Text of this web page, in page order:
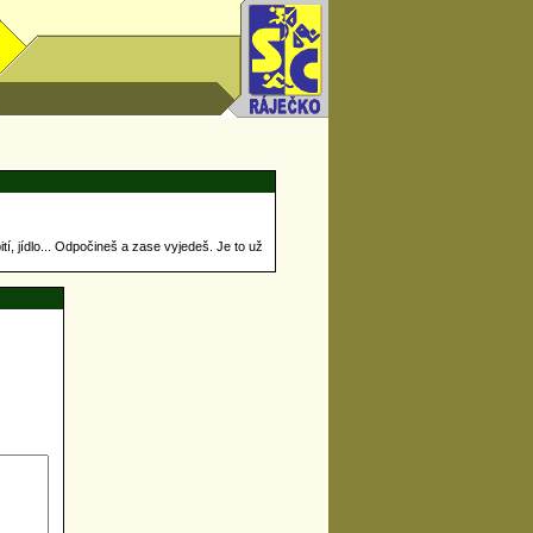
jídlo... Odpočineš a zase vyjedeš. Je to už